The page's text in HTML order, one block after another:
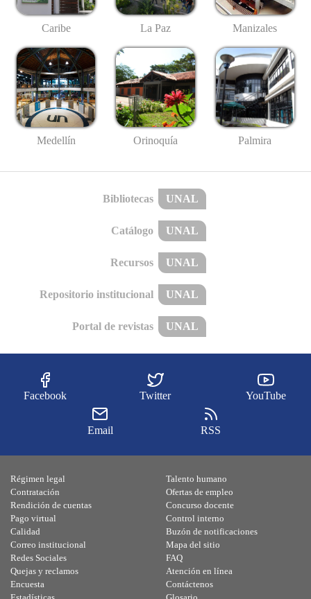
Caribe La Paz Manizales
Medellín Orinoquía Palmira
Bibliotecas UNAL
Catálogo UNAL
Recursos UNAL
Repositorio institucional UNAL
Portal de revistas UNAL
Facebook Twitter YouTube
Email RSS
Régimen legal
Contratación
Rendición de cuentas
Pago virtual
Calidad
Talento humano
Ofertas de empleo
Concurso docente
Control interno
Buzón de notificaciones
Correo institucional
Redes Sociales
Quejas y reclamos
Encuesta
Mapa del sitio
FAQ
Atención en línea
Contáctenos